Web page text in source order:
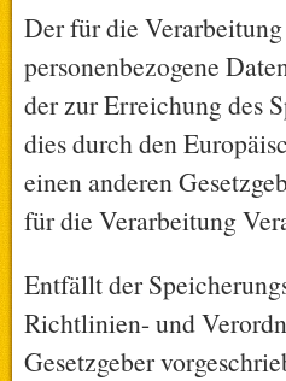
Der für die
personenbezogene
der zur Erreichung des
dies durch den
einen anderen
für die Verarbeitung
Entfällt der
Richtlinien- und
Gesetzgeber